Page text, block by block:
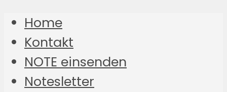
Home
Kontakt
NOTE einsenden
Notesletter